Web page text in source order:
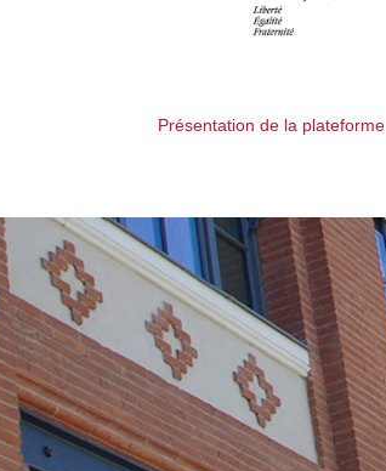
Présentation de la plateforme